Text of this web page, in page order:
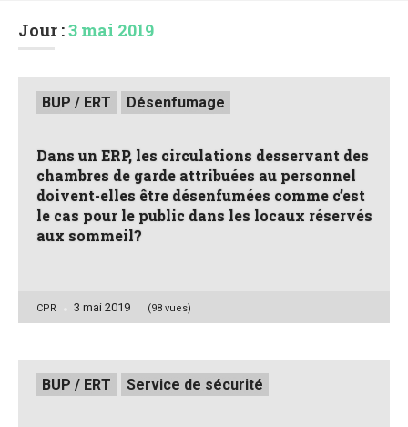
Jour :3 mai 2019
Posted
inBUP / ERT Désenfumage
Dans un ERP, les circulations desservant des
chambres de garde attribuées au personnel
doivent-elles être désenfumées comme c’est
le cas pour le public dans les locaux réservés
aux sommeil?
Posted
CPR 3 mai 2019 (98 vues)
Posted
inBUP / ERT Service de sécurité